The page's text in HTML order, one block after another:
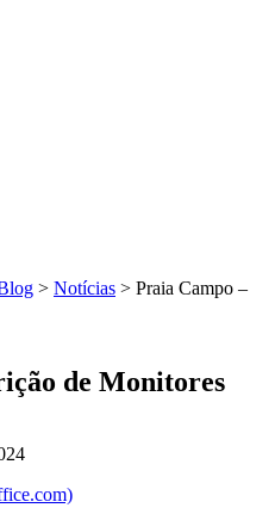
> Notícias > Praia Campo –
de Monitores